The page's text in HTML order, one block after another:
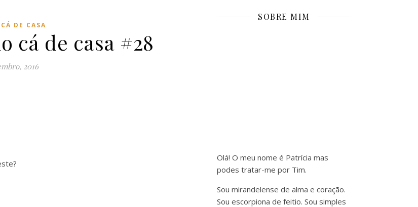
DE CASA
cá de casa #28
2016
SOBRE MIM
Olá! O meu nome é Patrícia mas
podes tratar-me por Tim.
Sou mirandelense de alma e coração.
Sou escorpiona de feitio. Sou simples